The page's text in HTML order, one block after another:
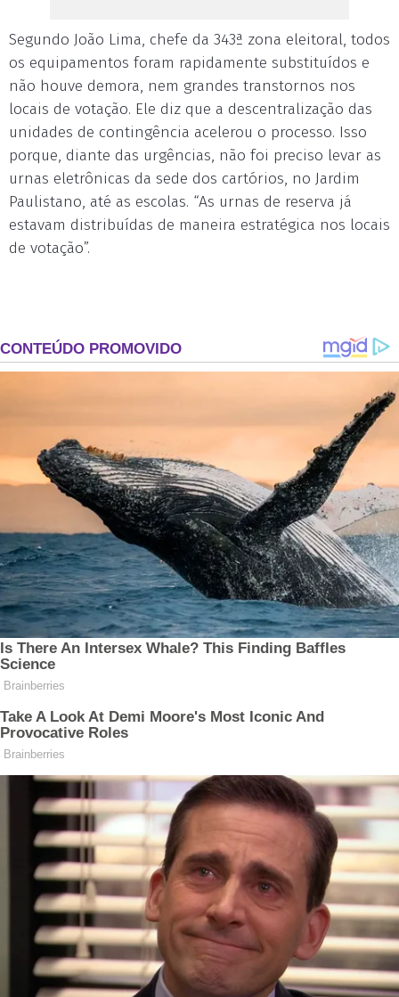
Segundo João Lima, chefe da 343ª zona eleitoral, todos
os equipamentos foram rapidamente substituídos e
não houve demora, nem grandes transtornos nos
locais de votação. Ele diz que a descentralização das
unidades de contingência acelerou o processo. Isso
porque, diante das urgências, não foi preciso levar as
urnas eletrônicas da sede dos cartórios, no Jardim
Paulistano, até as escolas. “As urnas de reserva já
estavam distribuídas de maneira estratégica nos locais
de votação”.